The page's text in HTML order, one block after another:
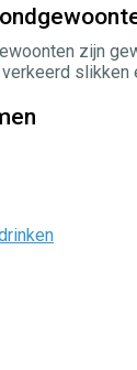
zijn